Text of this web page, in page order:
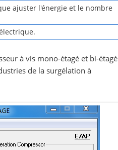
ajuster l'énergie et le nombre
à vis mono-étagé et bi-étagé
de la surgélation à